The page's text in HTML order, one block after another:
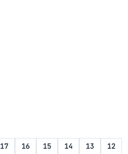
17 16 15 14 13
12